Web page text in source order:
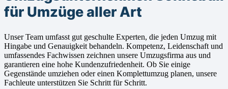
für Umzüge aller Art
Unser Team umfasst gut geschulte Experten, die jeden Umzug mit
Hingabe und Genauigkeit behandeln. Kompetenz, Leidenschaft und
umfassendes Fachwissen zeichnen unsere Umzugsfirma aus und
garantieren eine hohe Kundenzufriedenheit. Ob Sie einige
Gegenstände umziehen oder einen Komplettumzug planen, unsere
Fachleute unterstützen Sie Schritt für Schritt.